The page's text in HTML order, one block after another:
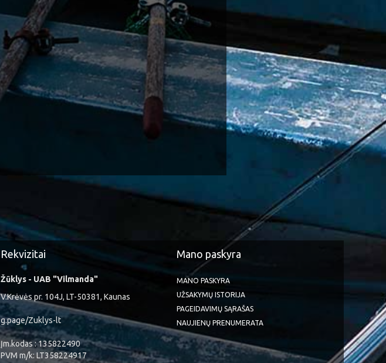
Rekvizitai
Žūklys - UAB "Vilmanda"
V.Krėvės pr. 104J, LT-50381, Kaunas
g.page/Zuklys-lt
Įm.kodas : 135822490
PVM m/k: LT358224917
Mano paskyra
MANO PASKYRA
UŽSAKYMŲ ISTORIJA
PAGEIDAVIMŲ SĄRAŠAS
NAUJIENŲ PRENUMERATA